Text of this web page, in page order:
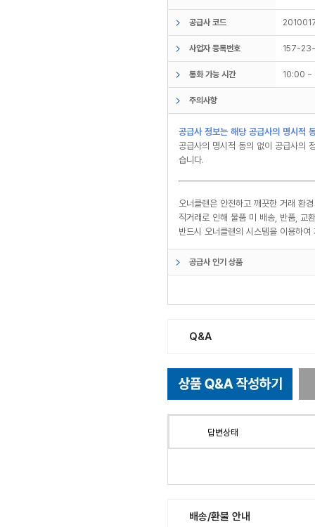
공급사 코드
사업자 등록번호 157-
통화 가능 시간 10:00
주의사항
공급사 정보는 해당 공급사의 명시적
공급사의 명시적 동의 없이 공급사의
습니다.
오너클랜은 안전하고 깨끗한 거래 환
직거래로 인해 물품 미 배송, 반품, 교
반드시 오너클랜의 시스템을 이용하
공급사 인기 상품
Q&A
답변상태
배송/환불 안내